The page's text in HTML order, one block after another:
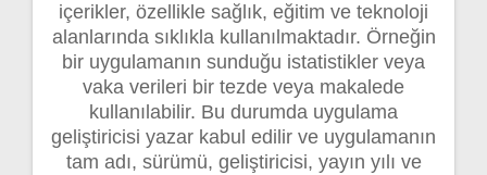
içerikler, özellikle sağlık, eğitim ve teknoloji
alanlarında sıklıkla kullanılmaktadır. Örneğin
bir uygulamanın sunduğu istatistikler veya
vaka verileri bir tezde veya makalede
kullanılabilir. Bu durumda uygulama
geliştiricisi yazar kabul edilir ve uygulamanın
tam adı, sürümü, geliştiricisi, yayın yılı ve